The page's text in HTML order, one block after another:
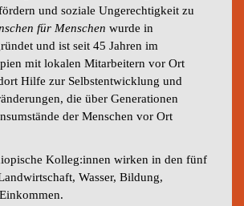
und soziale Ungerechtigkeit zu
für Menschen wurde in
und ist seit 45 Jahren im
mit lokalen Mitarbeitern vor Ort
Hilfe zur Selbstentwicklung und
die über Generationen
der Menschen vor Ort
Kolleg:innen wirken in den fünf
Wasser, Bildung,